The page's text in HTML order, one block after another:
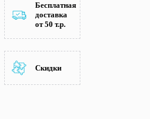
Бесплатная
доставка
от 50 т.р.
Скидки